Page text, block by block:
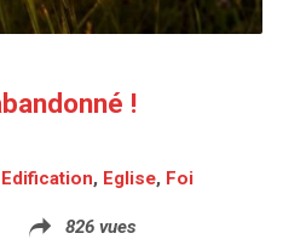
!
Edification, Eglise, Foi
826 vues